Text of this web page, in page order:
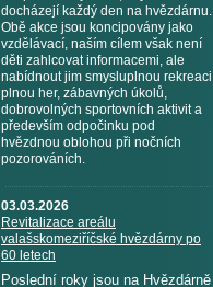
docházejí každý den na hvězdárnu.
Obě akce jsou koncipovány jako
vzdělávací, naším cílem však není
děti zahlcovat informacemi, ale
nabídnout jim smysluplnou rekreaci
plnou her, zábavných úkolů,
dobrovolných sportovních aktivit a
především odpočinku pod
hvězdnou oblohou při nočních
pozorováních.
03.03.2026
Revitalizace areálu
valašskomeziříčské hvězdárny po
60 letech
Poslední roky jsou na Hvězdárně